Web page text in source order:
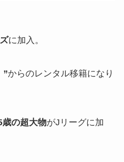
に加入。
”からのレンタル移籍になり
歳の超大物がJリーグに加